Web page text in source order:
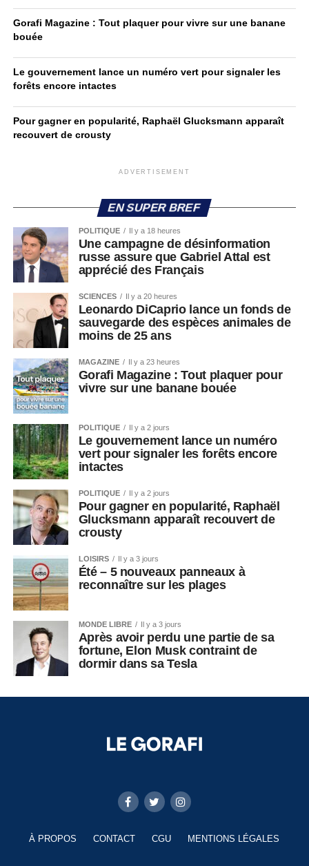
Gorafi Magazine : Tout plaquer pour vivre sur une banane
bouée
Le gouvernement lance un numéro vert pour signaler les
forêts encore intactes
Pour gagner en popularité, Raphaël Glucksmann apparaît
recouvert de crousty
ADVERTISEMENT
EN SUPER BREF
POLITIQUE Il y a 18 heures
Une campagne de désinformation
russe assure que Gabriel Attal est
apprécié des Français
SCIENCES Il y a 20 heures
Leonardo DiCaprio lance un fonds de
sauvegarde des espèces animales de
moins de 25 ans
MAGAZINE Il y a 23 heures
Gorafi Magazine : Tout plaquer pour
vivre sur une banane bouée
POLITIQUE Il y a 2 jours
Le gouvernement lance un numéro
vert pour signaler les forêts encore
intactes
POLITIQUE Il y a 2 jours
Pour gagner en popularité, Raphaël
Glucksmann apparaît recouvert de
crousty
LOISIRS Il y a 3 jours
Été – 5 nouveaux panneaux à
reconnaître sur les plages
MONDE LIBRE Il y a 3 jours
Après avoir perdu une partie de sa
fortune, Elon Musk contraint de
dormir dans sa Tesla
À PROPOS CONTACT CGU MENTIONS LÉGALES